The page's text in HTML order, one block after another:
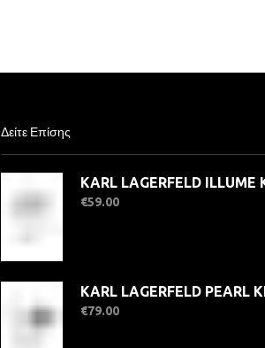
Δείτε Επίσης
€59.00
€79.00